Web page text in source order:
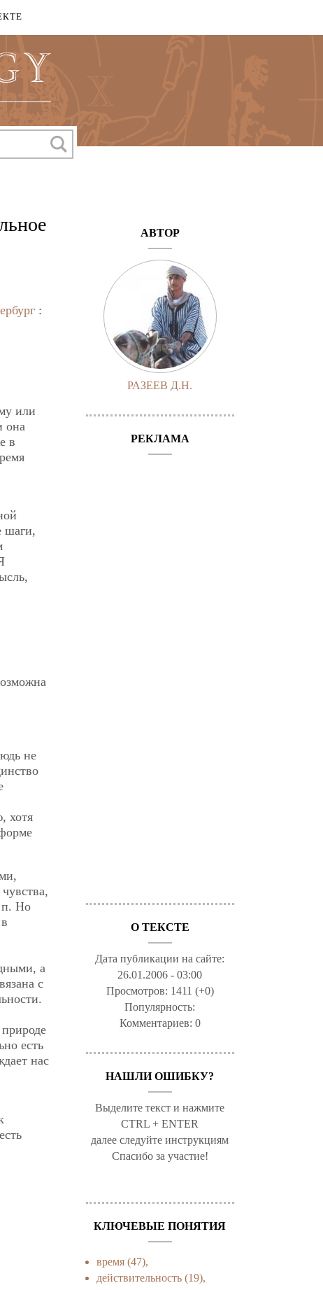
:
или
она
в
шаги,
не
хотя
п. Но
а
с
есть
нас
АВТОР
РАЗЕЕВ Д.Н.
РЕКЛАМА
О ТЕКСТЕ
Дата публикации на сайте:
26.01.2006 - 03:00
Просмотров: 1411 (+0)
Популярность:
Комментариев: 0
НАШЛИ ОШИБКУ?
Выделите текст и нажмите
CTRL + ENTER
далее следуйте инструкциям
Спасибо за участие!
КЛЮЧЕВЫЕ ПОНЯТИЯ
время (47),
действительность (19),